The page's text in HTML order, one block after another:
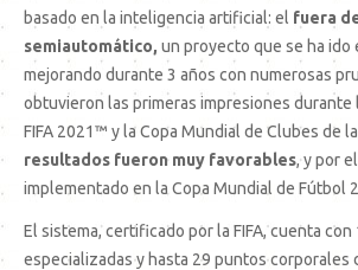
basado en la inteligencia artificial: el fuera
semiautomático, un proyecto que se ha ido
mejorando durante 3 años con numerosas
obtuvieron las primeras impresiones durante
FIFA 2021™ y la Copa Mundial de Clubes de
resultados fueron muy favorables, y por
implementado en la Copa Mundial de Fútbol
El sistema, certificado por la FIFA, cuenta con
especializadas y hasta 29 puntos corporales